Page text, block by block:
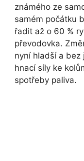
známého ze
samém počátku
řadit až o 60 %
převodovka.
nyní hladší a bez
hnací síly ke
spotřeby paliva.